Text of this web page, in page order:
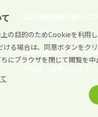
の目的のためCookieを利用し
る場合は、同意ボタンをクリ
にブラウザを閉じて閲覧を中
免責事項
お問い合わせ・よくあ